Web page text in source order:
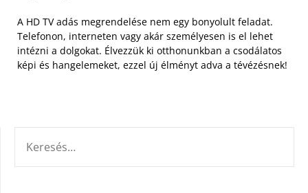
A HD TV adás megrendelése nem egy bonyolult feladat.
Telefonon, interneten vagy akár személyesen is el lehet
intézni a dolgokat. Élvezzük ki otthonunkban a csodálatos
képi és hangelemeket, ezzel új élményt adva a tévézésnek!